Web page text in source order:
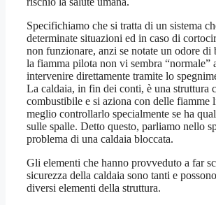
Specifichiamo che si tratta di un sistema
determinate situazioni ed in caso di
non funzionare, anzi se notate un odore di
la fiamma pilota non vi sembra “normale”
intervenire direttamente tramite lo
La caldaia, in fin dei conti, è una struttura
combustibile e si aziona con delle fiamme
meglio controllarlo specialmente se ha
sulle spalle. Detto questo, parliamo nello
problema di una caldaia bloccata.
Gli elementi che hanno provveduto a far
sicurezza della caldaia sono tanti e
diversi elementi della struttura.